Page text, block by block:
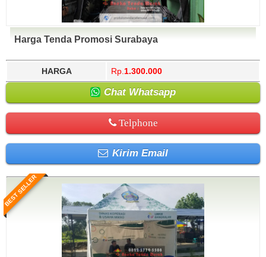
Harga Tenda Promosi Surabaya
HARGA Rp. 1.300.000
Chat Whatsapp
Telphone
Kirim Email
BEST SELLER